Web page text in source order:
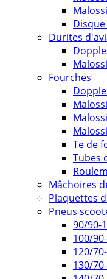
Durites
Fourches
Te de
Tubes
Mâchoires
Plaquettes
Pneus
90/90-
100/
120/
130/